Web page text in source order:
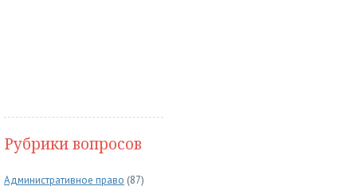
Рубрики вопросов
Административное право (87)